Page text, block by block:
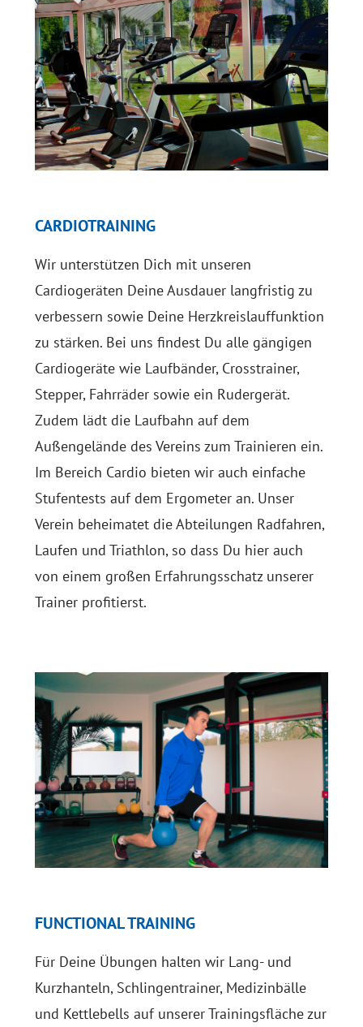
CARDIOTRAINING
Wir unterstützen Dich mit unseren
Cardiogeräten Deine Ausdauer langfristig zu
verbessern sowie Deine Herzkreislauffunktion
zu stärken. Bei uns findest Du alle gängigen
Cardiogeräte wie Laufbänder, Crosstrainer,
Stepper, Fahrräder sowie ein Rudergerät.
Zudem lädt die Laufbahn auf dem
Außengelände des Vereins zum Trainieren ein.
Im Bereich Cardio bieten wir auch einfache
Stufentests auf dem Ergometer an. Unser
Verein beheimatet die Abteilungen Radfahren,
Laufen und Triathlon, so dass Du hier auch
von einem großen Erfahrungsschatz unserer
Trainer profitierst.
FUNCTIONAL TRAINING
Für Deine Übungen halten wir Lang- und
Kurzhanteln, Schlingentrainer, Medizinbälle
und Kettlebells auf unserer Trainingsfläche zur